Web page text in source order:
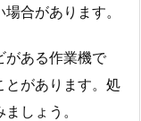
合があります。
がある作業機で
とがあります。処
しょう。